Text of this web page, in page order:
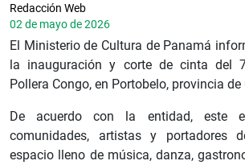
Redacción Web
02 de mayo de 2026
El Ministerio de Cultura de Panamá
la inauguración y corte de cinta del
Pollera Congo, en Portobelo, provincia de
De acuerdo con la entidad, este
comunidades, artistas y portadores
espacio lleno de música, danza,